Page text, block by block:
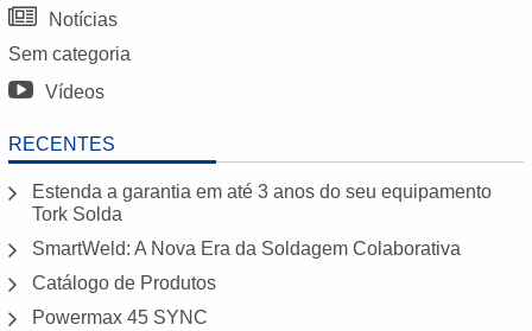
Notícias
Sem categoria
Vídeos
RECENTES
Estenda a garantia em até 3 anos do seu equipamento
Tork Solda
SmartWeld: A Nova Era da Soldagem Colaborativa
Catálogo de Produtos
Powermax 45 SYNC